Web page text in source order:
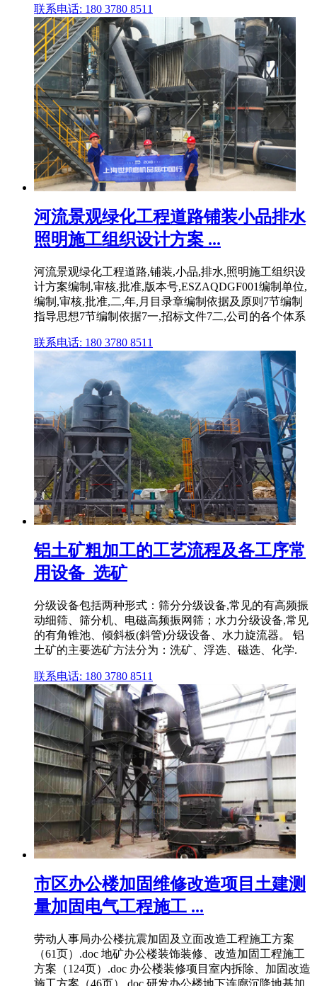
联系电话: 180 3780 8511
河流景观绿化工程道路铺装小品排水
照明施工组织设计方案 ...
河流景观绿化工程道路,铺装,小品,排水,照明施工组织设
计方案编制,审核,批准,版本号,ESZAQDGF001编制单位,
编制,审核,批准,二,年,月目录章编制依据及原则7节编制
指导思想7节编制依据7一,招标文件7二,公司的各个体系
联系电话: 180 3780 8511
铝土矿粗加工的工艺流程及各工序常
用设备_选矿
分级设备包括两种形式：筛分分级设备,常见的有高频振
动细筛、筛分机、电磁高频振网筛；水力分级设备,常见
的有角锥池、倾斜板(斜管)分级设备、水力旋流器。 铝
土矿的主要选矿方法分为：洗矿、浮选、磁选、化学.
联系电话: 180 3780 8511
市区办公楼加固维修改造项目土建测
量加固电气工程施工 ...
劳动人事局办公楼抗震加固及立面改造工程施工方案
（61页）.doc 地矿办公楼装饰装修、改造加固工程施工
方案（124页）.doc 办公楼装修项目室内拆除、加固改造
施工方案（46页）.doc 研发办公楼地下连廊沉降地基加